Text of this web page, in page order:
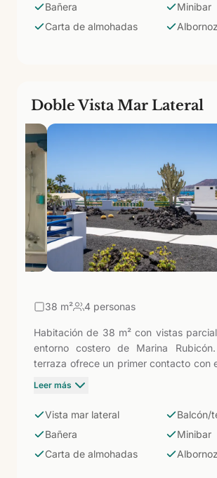
zapatillas y carta de almohadas.
Bañera
Minibar
Carta de almohadas
Doble Vista Mar Lateral
38 m² 4 personas
Habitación de 38 m² con vistas
entorno costero de Marina
terraza ofrece un primer contacto con
el suplemento de las categorías con
la zona estándar: bañera, bidet, aire
servicio de café-té, albornoz,
almohadas.
Leer más
Vista mar lateral
Balcón/
Bañera
Minibar
Carta de almohadas